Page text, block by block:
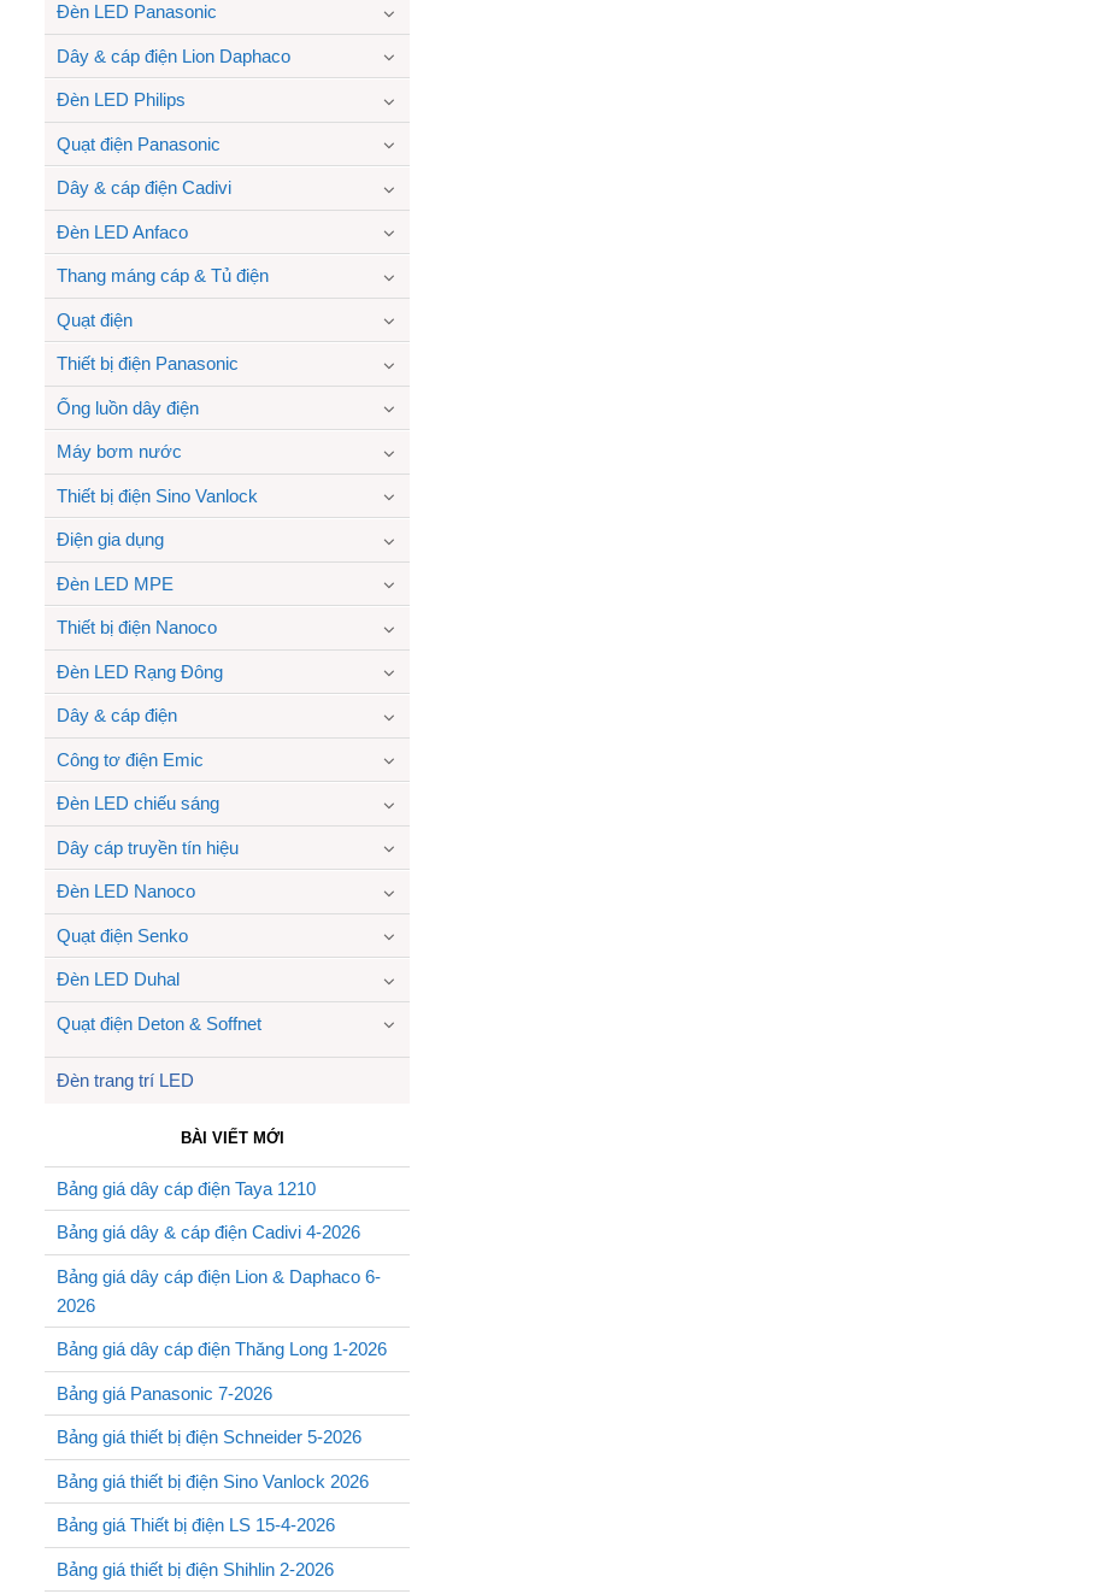
Đèn LED Panasonic
Dây & cáp điện Lion Daphaco
Đèn LED Philips
Quạt điện Panasonic
Dây & cáp điện Cadivi
Đèn LED Anfaco
Thang máng cáp & Tủ điện
Quạt điện
Thiết bị điện Panasonic
Ống luồn dây điện
Máy bơm nước
Thiết bị điện Sino Vanlock
Điện gia dụng
Đèn LED MPE
Thiết bị điện Nanoco
Đèn LED Rạng Đông
Dây & cáp điện
Công tơ điện Emic
Đèn LED chiếu sáng
Dây cáp truyền tín hiệu
Đèn LED Nanoco
Quạt điện Senko
Đèn LED Duhal
Quạt điện Deton & Soffnet
Đèn trang trí LED
BÀI VIẾT MỚI
Bảng giá dây cáp điện Taya 1210
Bảng giá dây & cáp điện Cadivi 4-2026
Bảng giá dây cáp điện Lion & Daphaco 6-
2026
Bảng giá dây cáp điện Thăng Long 1-2026
Bảng giá Panasonic 7-2026
Bảng giá thiết bị điện Schneider 5-2026
Bảng giá thiết bị điện Sino Vanlock 2026
Bảng giá Thiết bị điện LS 15-4-2026
Bảng giá thiết bị điện Shihlin 2-2026